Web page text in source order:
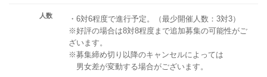
人数
・6対6程度で進行予定。（最少開催人数：3対3）
※好評の場合は8対8程度まで追加募集の可能性がご
ざいます。
※募集締め切り以降のキャンセルによっては
男女差が変動する場合がございます。